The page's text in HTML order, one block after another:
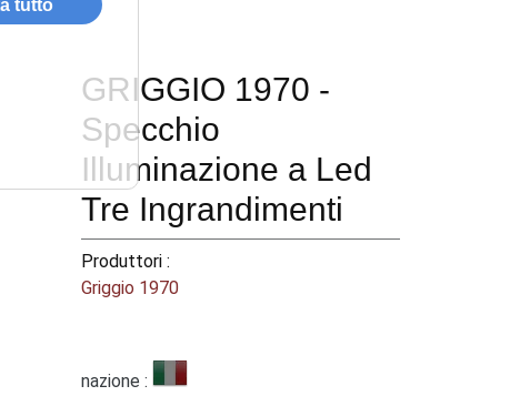
GRIGGIO 1970 -
Specchio
Illuminazione a Led
Tre Ingrandimenti
Produttori :
Griggio 1970
nazione :